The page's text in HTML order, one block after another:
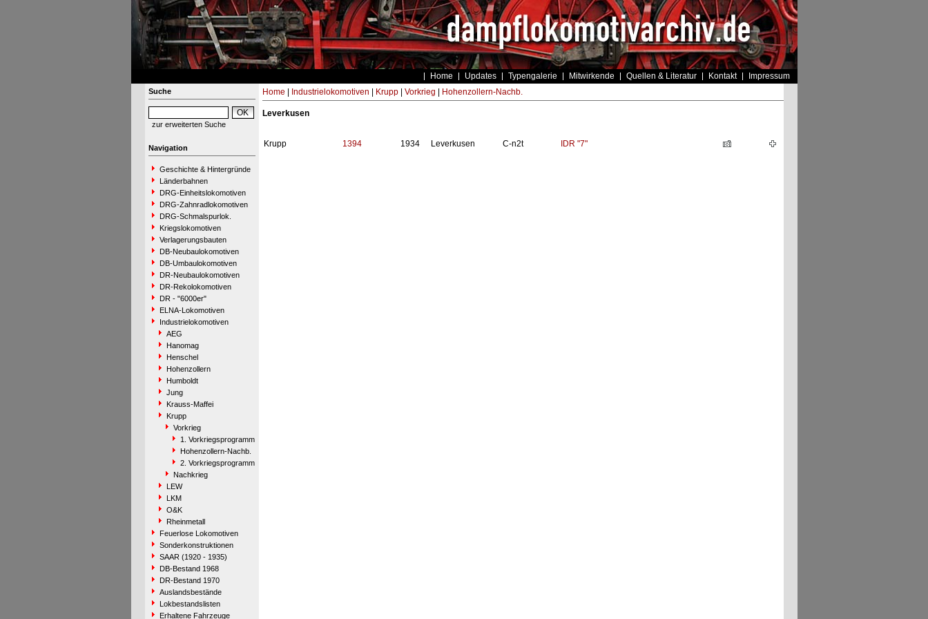
Home Updates Typengalerie Mitwirkende Quellen & Literatur Kontakt Impressum
Suche
zur erweiterten Suche
Navigation
Geschichte & Hintergründe
Länderbahnen
DRG-Einheitslokomotiven
DRG-Zahnradlokomotiven
DRG-Schmalspurlok.
Kriegslokomotiven
Verlagerungsbauten
DB-Neubaulokomotiven
DB-Umbaulokomotiven
DR-Neubaulokomotiven
DR-Rekolokomotiven
DR - "6000er"
ELNA-Lokomotiven
Industrielokomotiven
AEG
Hanomag
Henschel
Hohenzollern
Humboldt
Jung
Krauss-Maffei
Krupp
Vorkrieg
1. Vorkriegsprogramm
Hohenzollern-Nachb.
2. Vorkriegsprogramm
Nachkrieg
LEW
LKM
O&K
Rheinmetall
Feuerlose Lokomotiven
Sonderkonstruktionen
SAAR (1920 - 1935)
DB-Bestand 1968
DR-Bestand 1970
Auslandsbestände
Lokbestandslisten
Erhaltene Fahrzeuge
Home Industrielokomotiven Krupp| Vorkrieg Hohenzollern-Nachb.
Leverkusen
Krupp 1394 1934 Leverkusen C-n2t IDR "7"